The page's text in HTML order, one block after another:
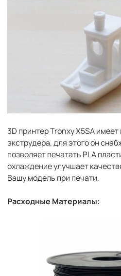
3D принтер Tronxy X5SA
экструдера, для этого он
позволяет печатать PLA
охлаждение улучшает
Вашу модель при печати.
Расходные Материалы: